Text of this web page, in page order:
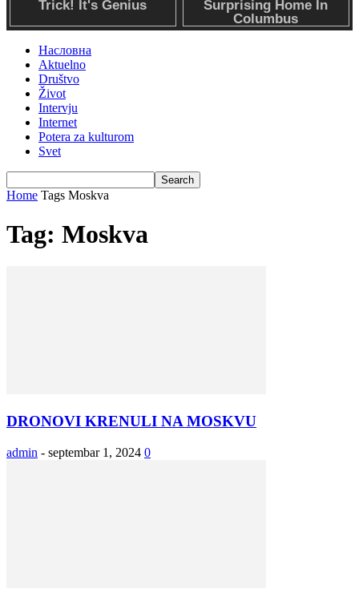
Насловна
Aktuelno
Društvo
Život
Intervju
Internet
Potera za kulturom
Svet
Home Tags Moskva
Tag: Moskva
DRONOVI KRENULI NA MOSKVU
admin - septembar 1, 2024 0